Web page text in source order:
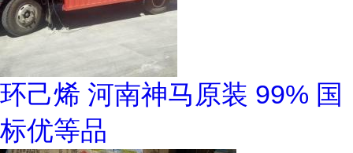
环己烯 河南神马原装 99% 国
标优等品